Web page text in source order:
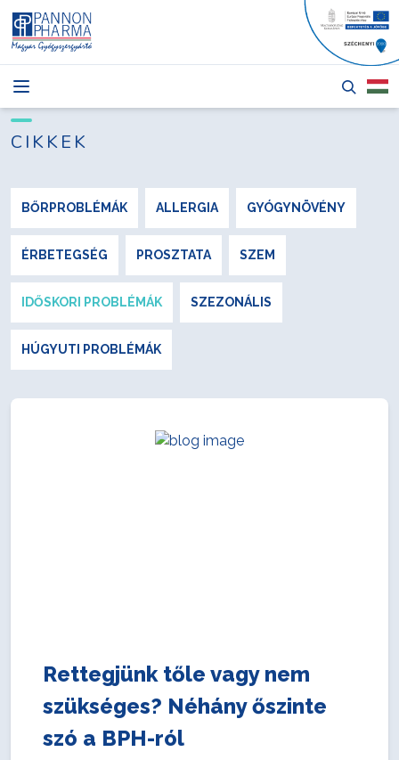
HÍREK
CIKKEK
RÓLUNK
PÁLYÁZATOK
KAPCSOLAT
Bejelentkezés
CIKKEK
BŐRPROBLÉMÁK ALLERGIA GYÓGYNÖVÉNY
ÉRBETEGSÉG PROSZTATA SZEM
IDŐSKORI PROBLÉMÁK SZEZONÁLIS
HÚGYUTI PROBLÉMÁK
Rettegjünk tőle vagy nem
szükséges? Néhány őszinte
szó a BPH-ról